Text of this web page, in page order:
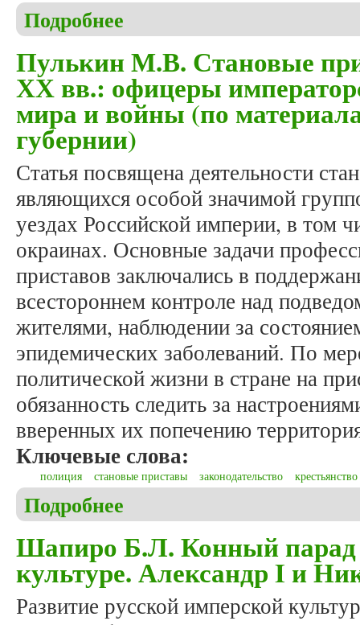
Подробнее
Пулькин М.В. Становые
ХХ вв.: офицеры
мира и войны (по
губернии)
Статья посвящена деятельности
являющихся особой значимой
уездах Российской империи, в том
окраинах. Основные задачи
приставов заключались в
всестороннем контроле над
жителями, наблюдении за
эпидемических заболеваний. По
политической жизни в стране на
обязанность следить за
вверенных их попечению
Ключевые слова:
полиция становые приставы законодательство крестьянство
Подробнее
Шапиро Б.Л. Конный парад
культуре. Александр I и
Развитие русской имперской